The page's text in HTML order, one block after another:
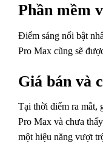
Phần mềm
Điểm sáng nổi bật
Pro Max cũng sẽ
Giá bán và
Tại thời điểm ra mắt,
Pro Max và chưa
một hiệu năng vượt